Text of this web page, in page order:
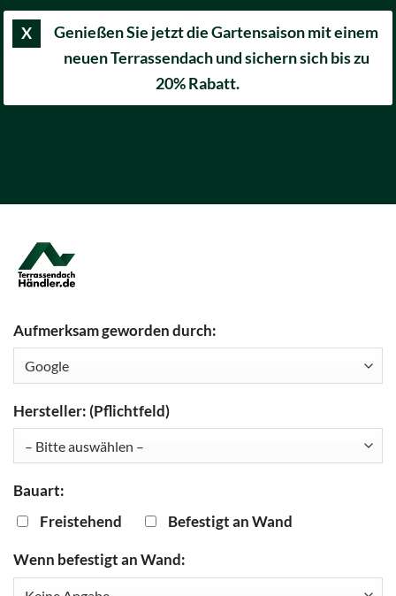
X
Genießen Sie jetzt die Gartensaison mit einem
neuen Terrassendach und sichern sich bis zu
20% Rabatt.
Aufmerksam geworden durch:
Hersteller: (Pflichtfeld)
Bauart:
Freistehend
Befestigt an Wand
Wenn befestigt an Wand: